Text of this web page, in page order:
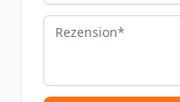
Rezension